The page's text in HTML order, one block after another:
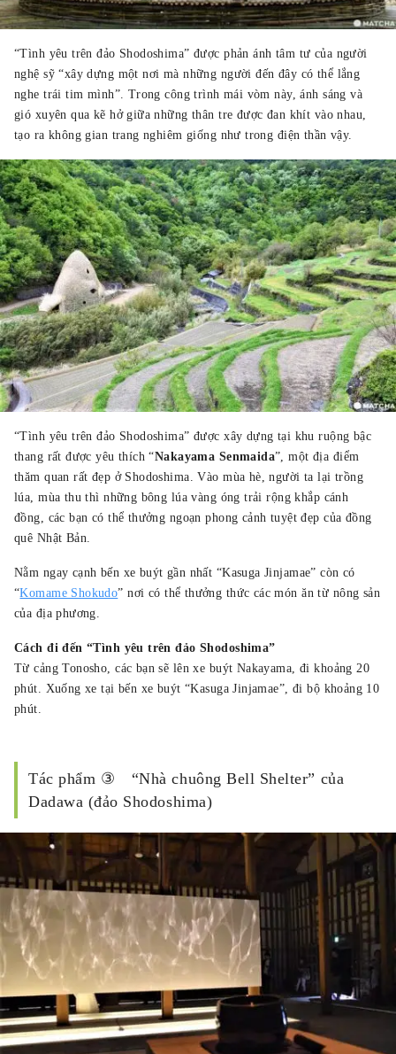
“Tình yêu trên đảo Shodoshima” được phản ánh tâm tư của người
nghệ sỹ “xây dựng một nơi mà những người đến đây có thể lắng
nghe trái tim mình”. Trong công trình mái vòm này, ánh sáng và
gió xuyên qua kẽ hở giữa những thân tre được đan khít vào nhau,
tạo ra không gian trang nghiêm giống như trong điện thần vậy.
“Tình yêu trên đảo Shodoshima” được xây dựng tại khu ruộng bậc
thang rất được yêu thích “Nakayama Senmaida”, một địa điểm
thăm quan rất đẹp ở Shodoshima. Vào mùa hè, người ta lại trồng
lúa, mùa thu thì những bông lúa vàng óng trải rộng khắp cánh
đồng, các bạn có thể thưởng ngoạn phong cảnh tuyệt đẹp của đồng
quê Nhật Bản.
Nằm ngay cạnh bến xe buýt gần nhất “Kasuga Jinjamae” còn có
“Komame Shokudo” nơi có thể thưởng thức các món ăn từ nông sản
của địa phương.
Cách đi đến “Tình yêu trên đảo Shodoshima”
Từ cảng Tonosho, các bạn sẽ lên xe buýt Nakayama, đi khoảng 20
phút. Xuống xe tại bến xe buýt “Kasuga Jinjamae”, đi bộ khoảng 10
phút.
Tác phẩm ③ “Nhà chuông Bell Shelter” của
Dadawa (đảo Shodoshima)